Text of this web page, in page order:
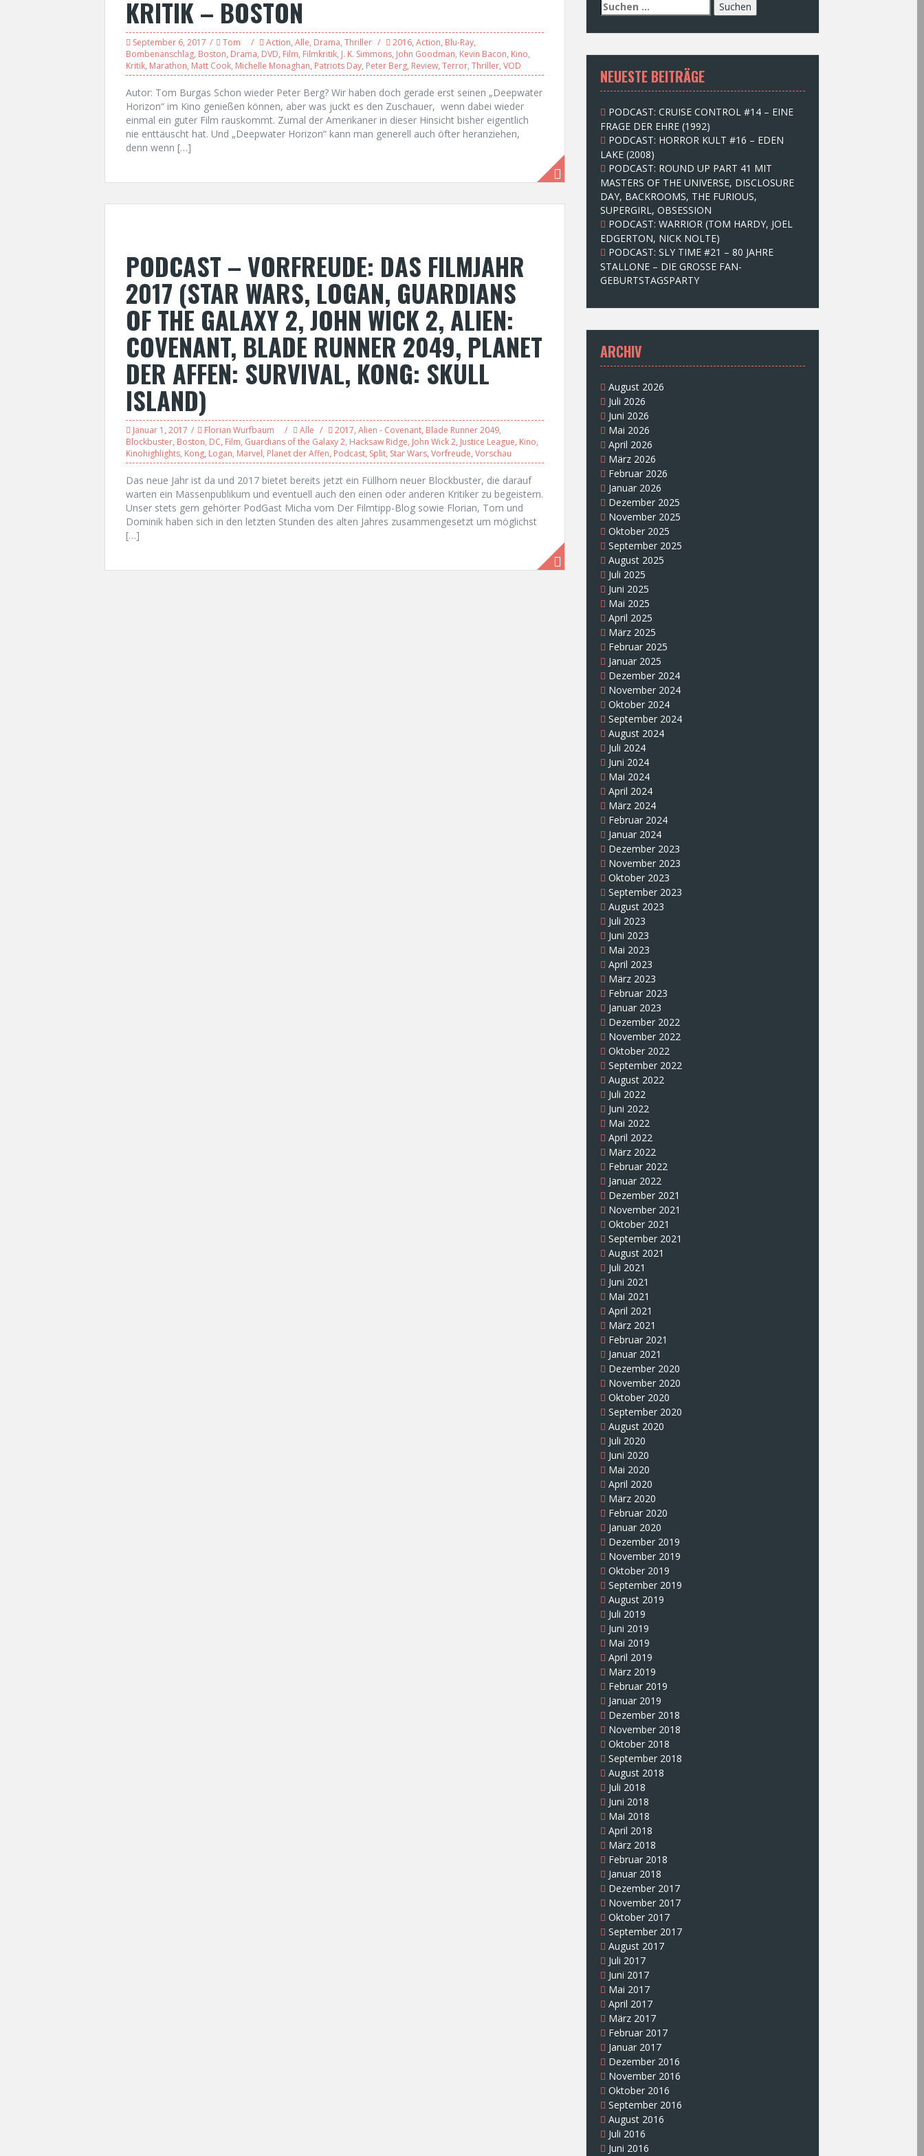
KRITIK – BOSTON
September 6, 2017 Tom Action, Alle, Drama, Thriller 2016, Action, Blu-Ray,
Bombenanschlag, Boston, Drama, DVD, Film, Filmkritik, J. K. Simmons, John Goodman, Kevin Bacon, Kino,
Kritik, Marathon, Matt Cook, Michelle Monaghan, Patriots Day, Peter Berg, Review, Terror, Thriller, VOD
Autor: Tom Burgas Schon wieder Peter Berg? Wir haben doch gerade erst seinen „Deepwater
Horizon“ im Kino genießen können, aber was juckt es den Zuschauer, wenn dabei wieder
einmal ein guter Film rauskommt. Zumal der Amerikaner in dieser Hinsicht bisher eigentlich
nie enttäuscht hat. Und „Deepwater Horizon“ kann man generell auch öfter heranziehen,
denn wenn […]
PODCAST – VORFREUDE: DAS FILMJAHR
2017 (STAR WARS, LOGAN, GUARDIANS
OF THE GALAXY 2, JOHN WICK 2, ALIEN:
COVENANT, BLADE RUNNER 2049, PLANET
DER AFFEN: SURVIVAL, KONG: SKULL
ISLAND)
Januar 1, 2017 Florian Wurfbaum Alle 2017, Alien - Covenant, Blade Runner 2049,
Blockbuster, Boston, DC, Film, Guardians of the Galaxy 2, Hacksaw Ridge, John Wick 2, Justice League, Kino,
Kinohighlights, Kong, Logan, Marvel, Planet der Affen, Podcast, Split, Star Wars, Vorfreude, Vorschau
Das neue Jahr ist da und 2017 bietet bereits jetzt ein Füllhorn neuer Blockbuster, die darauf
warten ein Massenpublikum und eventuell auch den einen oder anderen Kritiker zu begeistern.
Unser stets gern gehörter PodGast Micha vom Der Filmtipp-Blog sowie Florian, Tom und
Dominik haben sich in den letzten Stunden des alten Jahres zusammengesetzt um möglichst
[…]
S
u
c
e
n
n
c
h
:
NEUESTE BEITRÄGE
PODCAST: CRUISE CONTROL #14 – EINE
FRAGE DER EHRE (1992)
PODCAST: HORROR KULT #16 – EDEN
LAKE (2008)
PODCAST: ROUND UP PART 41 MIT
MASTERS OF THE UNIVERSE, DISCLOSURE
DAY, BACKROOMS, THE FURIOUS,
SUPERGIRL, OBSESSION
PODCAST: WARRIOR (TOM HARDY, JOEL
EDGERTON, NICK NOLTE)
PODCAST: SLY TIME #21 – 80 JAHRE
STALLONE – DIE GROSSE FAN-
GEBURTSTAGSPARTY
ARCHIV
August 2026
Juli 2026
Juni 2026
Mai 2026
April 2026
März 2026
Februar 2026
Januar 2026
Dezember 2025
November 2025
Oktober 2025
September 2025
August 2025
Juli 2025
Juni 2025
Mai 2025
April 2025
März 2025
Februar 2025
Januar 2025
Dezember 2024
November 2024
Oktober 2024
September 2024
August 2024
Juli 2024
Juni 2024
Mai 2024
April 2024
März 2024
Februar 2024
Januar 2024
Dezember 2023
November 2023
Oktober 2023
September 2023
August 2023
Juli 2023
Juni 2023
Mai 2023
April 2023
März 2023
Februar 2023
Januar 2023
Dezember 2022
November 2022
Oktober 2022
September 2022
August 2022
Juli 2022
Juni 2022
Mai 2022
April 2022
März 2022
Februar 2022
Januar 2022
Dezember 2021
November 2021
Oktober 2021
September 2021
August 2021
Juli 2021
Juni 2021
Mai 2021
April 2021
März 2021
Februar 2021
Januar 2021
Dezember 2020
November 2020
Oktober 2020
September 2020
August 2020
Juli 2020
Juni 2020
Mai 2020
April 2020
März 2020
Februar 2020
Januar 2020
Dezember 2019
November 2019
Oktober 2019
September 2019
August 2019
Juli 2019
Juni 2019
Mai 2019
April 2019
März 2019
Februar 2019
Januar 2019
Dezember 2018
November 2018
Oktober 2018
September 2018
August 2018
Juli 2018
Juni 2018
Mai 2018
April 2018
März 2018
Februar 2018
Januar 2018
Dezember 2017
November 2017
Oktober 2017
September 2017
August 2017
Juli 2017
Juni 2017
Mai 2017
April 2017
März 2017
Februar 2017
Januar 2017
Dezember 2016
November 2016
Oktober 2016
September 2016
August 2016
Juli 2016
Juni 2016